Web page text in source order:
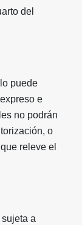
del
puede
e
no podrán
o
releve el
a